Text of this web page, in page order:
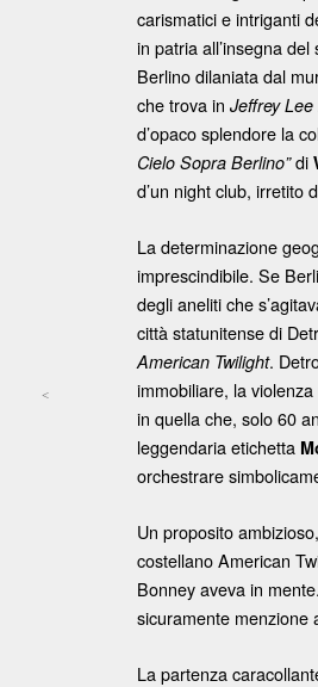
Post
<
carismatici e intriganti
in patria all’insegna
Berlino dilaniata dal
che trova in Jeffrey
d’opaco splendore la
Cielo Sopra Berlino”di
d’un night club, irretito
La determinazione
imprescindibile. Se
degli aneliti che
città statunitense di
American Twilight.
immobiliare, la
in quella che, solo 60
leggendaria etichetta
orchestrare
Un proposito
costellano American
Bonney aveva in
sicuramente menzione
La partenza